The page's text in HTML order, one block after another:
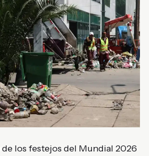
los festejos del Mundial 2026